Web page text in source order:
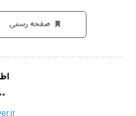
صفحه رسمی